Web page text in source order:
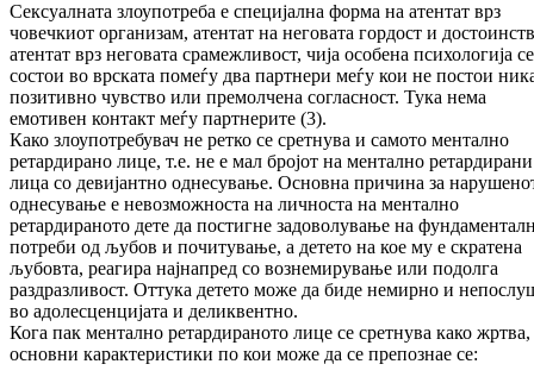
Сексуалната злоупотреба е специјална форма на атентат врз
човечкиот организам, атентат на неговата гордост и
атентат врз неговата срамежливост, чија особена психологија се
состои во врската помеѓу два партнери меѓу кои не постои
позитивно чувство или премолчена согласност. Тука нема
емотивен контакт меѓу партнерите (3).
Како злоупотребувач не ретко се сретнува и самото ментално
ретардирано лице, т.е. не е мал бројот на ментално ретардирани
лица со девијантно однесување. Основна причина за
однесување е невозможноста на личноста на ментално
ретардираното дете да постигне задоволување на
потреби од љубов и почитување, а детето на кое му е скратена
љубовта, реагира најнапред со вознемирување или подолга
раздразливост. Оттука детето може да биде немирно и
во адолесценцијата и деликвентно.
Кога пак ментално ретардираното лице се сретнува како жртва,
основни карактеристики по кои може да се препознае се: